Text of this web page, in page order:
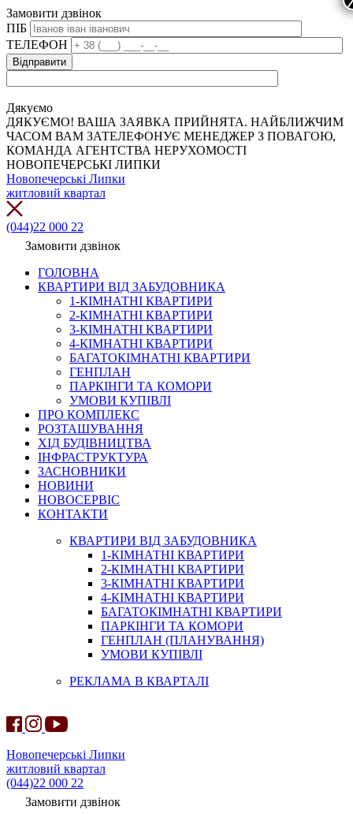
Замовити дзвінок
ПІБ
ТЕЛЕФОН
Дякуємо
ДЯКУЄМО! ВАША ЗАЯВКА ПРИЙНЯТА. НАЙБЛИЖЧИМ
ЧАСОМ ВАМ ЗАТЕЛЕФОНУЄ МЕНЕДЖЕР З ПОВАГОЮ,
КОМАНДА АГЕНТСТВА НЕРУХОМОСТІ
НОВОПЕЧЕРСЬКІ ЛИПКИ
Новопечерські Липки
житловий квартал
(044)22 000 22
Замовити дзвінок
ГОЛОВНА
КВАРТИРИ ВІД ЗАБУДОВНИКА
1-КІМНАТНІ КВАРТИРИ
2-КІМНАТНІ КВАРТИРИ
3-КІМНАТНІ КВАРТИРИ
4-КІМНАТНІ КВАРТИРИ
БАГАТОКІМНАТНІ КВАРТИРИ
ГЕНПЛАН
ПАРКІНГИ ТА КОМОРИ
УМОВИ КУПІВЛІ
ПРО КОМПЛЕКС
РОЗТАШУВАННЯ
ХІД БУДІВНИЦТВА
ІНФРАСТРУКТУРА
ЗАСНОВНИКИ
НОВИНИ
НОВОСЕРВІС
КОНТАКТИ
КВАРТИРИ ВІД ЗАБУДОВНИКА
1-КІМНАТНІ КВАРТИРИ
2-КІМНАТНІ КВАРТИРИ
3-КІМНАТНІ КВАРТИРИ
4-КІМНАТНІ КВАРТИРИ
БАГАТОКІМНАТНІ КВАРТИРИ
ПАРКІНГИ ТА КОМОРИ
ГЕНПЛАН (ПЛАНУВАННЯ)
УМОВИ КУПІВЛІ
РЕКЛАМА В КВАРТАЛІ
Новопечерські Липки
житловий квартал
(044)22 000 22
Замовити дзвінок